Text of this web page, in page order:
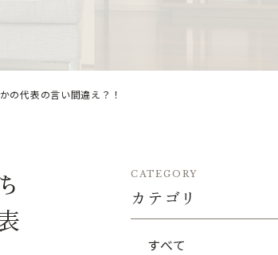
の代表の言い間違え？！
CATEGORY
カテゴリ
すべて